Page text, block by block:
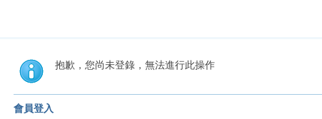
抱歉，您尚未登錄，無法進行此操作
會員登入